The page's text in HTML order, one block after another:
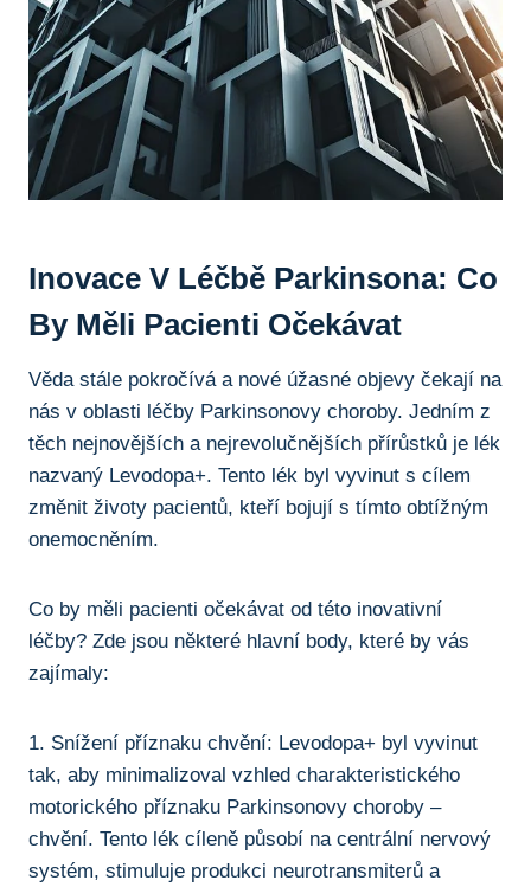
Inovace V Léčbě Parkinsona: Co
By Měli Pacienti Očekávat
Věda stále pokročívá⁣ a ‍nové úžasné objevy čekají na
nás v oblasti léčby Parkinsonovy choroby. Jedním‌ z
těch ⁢nejnovějších a nejrevolučnějších přírůstků je lék​
nazvaný Levodopa+. Tento lék byl vyvinut s cílem
změnit životy pacientů, kteří ⁢bojují s tímto obtížným
onemocněním.
Co by měli pacienti očekávat od této ⁣inovativní
‍léčby? Zde jsou některé hlavní body, které ‍by⁤ vás
zajímaly:
1. Snížení příznaku chvění: Levodopa+ byl vyvinut⁣
tak, aby minimalizoval vzhled⁣ charakteristického
motorického příznaku Parkinsonovy choroby –
chvění. Tento lék ​cíleně působí na centrální nervový
systém, stimuluje produkci neurotransmiterů a